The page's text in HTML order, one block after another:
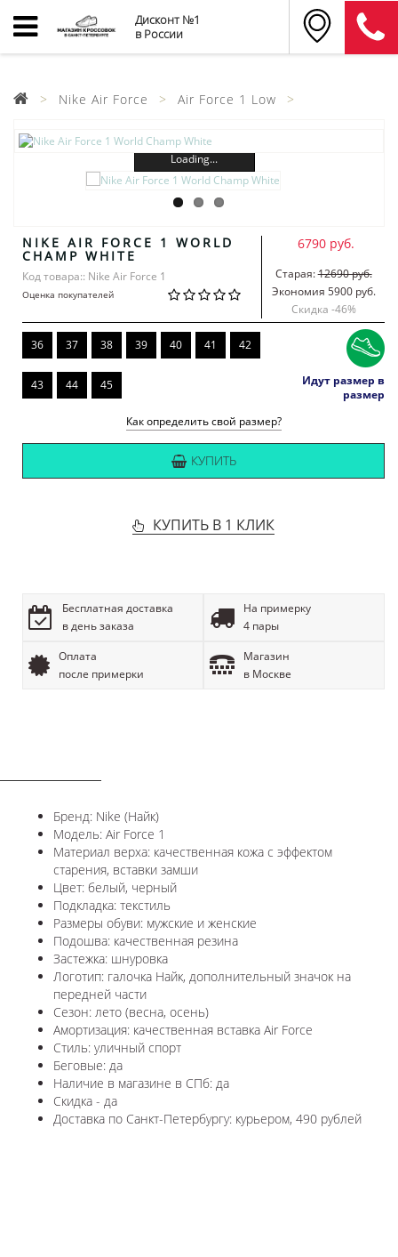
Дисконт №1
в России
Nike Air Force Air Force 1 Low
Loading...
NIKE AIR FORCE 1 WORLD
CHAMP WHITE
Код товара:: Nike Air Force 1
Оценка покупателей
6790 руб.
Старая:12690 руб.
Экономия 5900 руб.
Скидка -46%
36 37 38 39 40 41 42
43 44 45
Идут размер в
размер
Как определить свой размер?
КУПИТЬ
КУПИТЬ В 1 КЛИК
Бесплатная доставка
в день заказа
На примерку
4 пары
Оплата
после примерки
Магазин
в Москве
Бренд: Nike (Найк)
Модель: Air Force 1
Материал верха: качественная кожа с эффектом
старения, вставки замши
Цвет: белый, черный
Подкладка: текстиль
Размеры обуви: мужские и женские
Подошва: качественная резина
Застежка: шнуровка
Логотип: галочка Найк, дополнительный значок на
передней части
Сезон: лето (весна, осень)
Амортизация: качественная вставка Air Force
Стиль: уличный спорт
Беговые: да
Наличие в магазине в СПб: да
Скидка - да
Доставка по Санкт-Петербургу: курьером, 490 рублей